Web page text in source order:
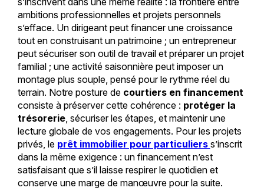
ambitions professionnelles et projets personnels
s’efface. Un dirigeant peut financer une croissance
tout en construisant un patrimoine ; un entrepreneur
peut sécuriser son outil de travail et préparer un projet
familial ; une activité saisonnière peut imposer un
montage plus souple, pensé pour le rythme réel du
terrain. Notre posture de courtiers en financement
consiste à préserver cette cohérence : protéger la
trésorerie, sécuriser les étapes, et maintenir une
lecture globale de vos engagements. Pour les projets
privés, le prêt immobilier pour particuliers s’inscrit
dans la même exigence : un financement n’est
satisfaisant que s’il laisse respirer le quotidien et
conserve une marge de manœuvre pour la suite.